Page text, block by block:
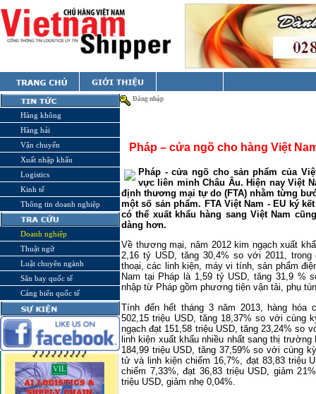
Hàng không
Hàng hải
Vận chuyển
Xuất nhập khẩu
Logistics
Kinh tế
Thông tin doanh nghiệp
Doanh nghiệp
Thuật ngữ
Luật chuyên ngành
Sân bay quốc tế
Cảng biển quốc tế
Đăng nhập
Pháp – cửa ngõ cho hàng Việt
Pháp - cửa ngõ cho sản phẩm của
vực liên minh Châu Âu. Hiện nay Việt
định thương mại tự do (FTA) nhằm từng
một số sản phẩm. FTA Việt Nam - EU ký
có thể xuất khẩu hàng sang Việt Nam
dàng hơn.
Về thương mại, năm 2012 kim ngạch xuất
2,16 tỷ USD, tăng 30,4% so với 2011,
thoại, các linh kiện, máy vi tính, sản phẩm
Nam tại Pháp là 1,59 tỷ USD, tăng 31,9 %
nhập từ Pháp gồm phương tiện vận tải, phụ
Tính đến hết tháng 3 năm 2013, hàng hóa
502,15 triệu USD, tăng 18,37% so với cùng
ngạch đạt 151,58 triệu USD, tăng 23,24% so
linh kiện xuất khẩu nhiều nhất sang thị
184,99 triệu USD, tăng 37,59% so với cùng
tử và linh kiện chiếm 16,7%, đạt 83,83 triệu
chiếm 7,33%, đạt 36,83 triệu USD, giảm
triệu USD, giảm nhẹ 0,04%.